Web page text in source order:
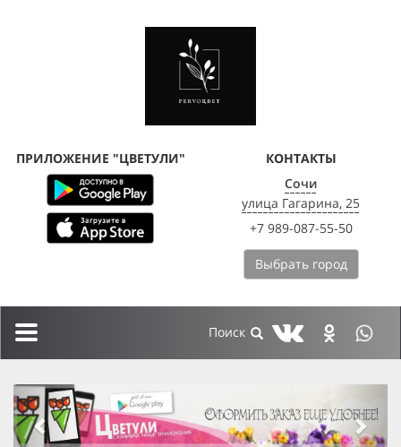
ПРИЛОЖЕНИЕ "ЦВЕТУЛИ"
КОНТАКТЫ
Сочи
улица Гагарина, 25
+7 989-087-55-50
Выбрать город
Toggle
previous